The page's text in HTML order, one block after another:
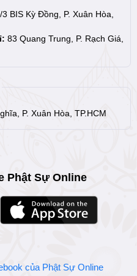
3 BIS Kỳ Đồng, P. Xuân Hòa,
83 Quang Trung, P. Rạch Giá,
P. Xuân Hòa, TP.HCM
Phật Sự Online
của Phật Sự Online